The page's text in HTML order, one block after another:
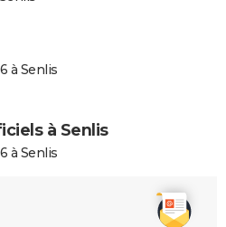
à Senlis
à Senlis
à Senlis